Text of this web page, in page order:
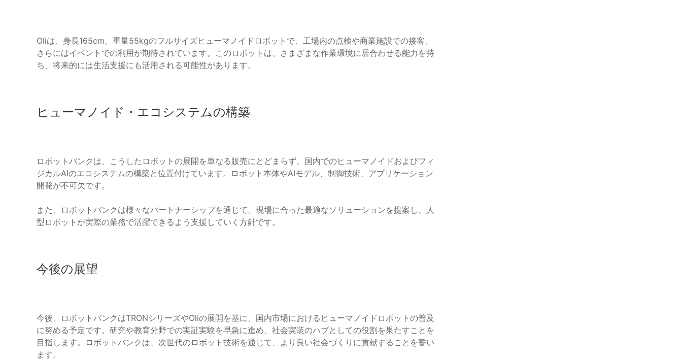
Oliは、身長165cm、重量55kgのフルサイズヒューマノイドロボットで、工場内の点検や商業施設での接客、
さらにはイベントでの利用が期待されています。このロボットは、さまざまな作業環境に居合わせる能力を持
ち、将来的には生活支援にも活用される可能性があります。
ヒューマノイド・エコシステムの構築
ロボットバンクは、こうしたロボットの展開を単なる販売にとどまらず、国内でのヒューマノイドおよびフィ
ジカルAIのエコシステムの構築と位置付けています。ロボット本体やAIモデル、制御技術、アプリケーション
開発が不可欠です。
また、ロボットバンクは様々なパートナーシップを通じて、現場に合った最適なソリューションを提案し、人
型ロボットが実際の業務で活躍できるよう支援していく方針です。
今後の展望
今後、ロボットバンクはTRONシリーズやOliの展開を基に、国内市場におけるヒューマノイドロボットの普及
に努める予定です。研究や教育分野での実証実験を早急に進め、社会実装のハブとしての役割を果たすことを
目指します。ロボットバンクは、次世代のロボット技術を通じて、より良い社会づくりに貢献することを誓い
ます。